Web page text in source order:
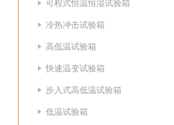
可程式恒温恒湿试验箱
冷热冲击试验箱
高低温试验箱
快速温变试验箱
步入式高低温试验箱
低温试验箱